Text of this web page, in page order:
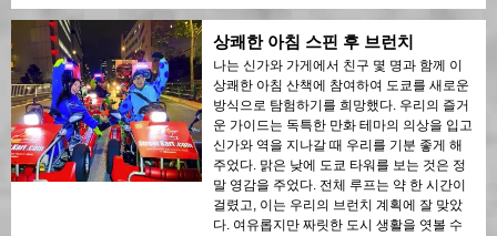
상쾌한 아침 스핀 후 브런치
나는 신가와 가게에서 친구 몇 명과 함께 이
상쾌한 아침 산책에 참여하여 도쿄를 새로운
방식으로 탐험하기를 희망했다. 우리의 즐거
운 가이드는 독특한 만화 테마의 의상을 입고
신가와 역을 지나갈 때 우리를 기분 좋게 해
주었다. 맑은 낮에 도쿄 타워를 보는 것은 정
말 영감을 주었다. 전체 루프는 약 한 시간이
걸렸고, 이는 우리의 브런치 계획에 잘 맞았
다. 여유롭지만 짜릿한 도시 생활을 엿볼 수